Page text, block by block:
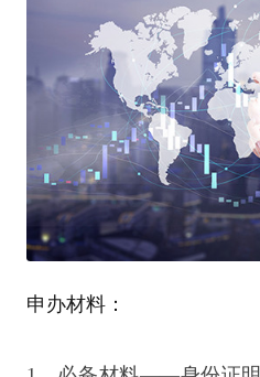
申办材料：